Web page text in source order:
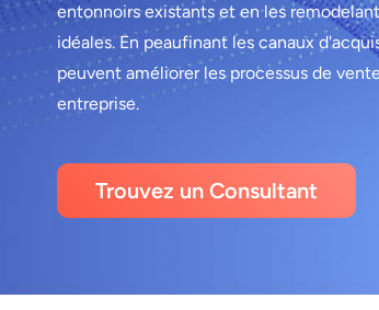
entonnoirs existants et en les
idéales. En peaufinant les canaux
peuvent améliorer les processus de
entreprise.
Trouvez un Consultant